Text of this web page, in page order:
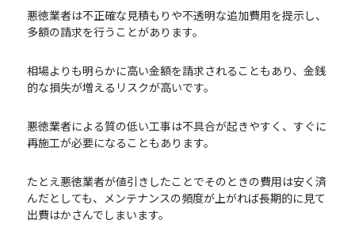
悪徳業者は不正確な見積もりや不透明な追加費用を提示し、
多額の請求を行うことがあります。
相場よりも明らかに高い金額を請求されることもあり、金銭
的な損失が増えるリスクが高いです。
悪徳業者による質の低い工事は不具合が起きやすく、すぐに
再施工が必要になることもあります。
たとえ悪徳業者が値引きしたことでそのときの費用は安く済
んだとしても、メンテナンスの頻度が上がれば長期的に見て
出費はかさんでしまいます。